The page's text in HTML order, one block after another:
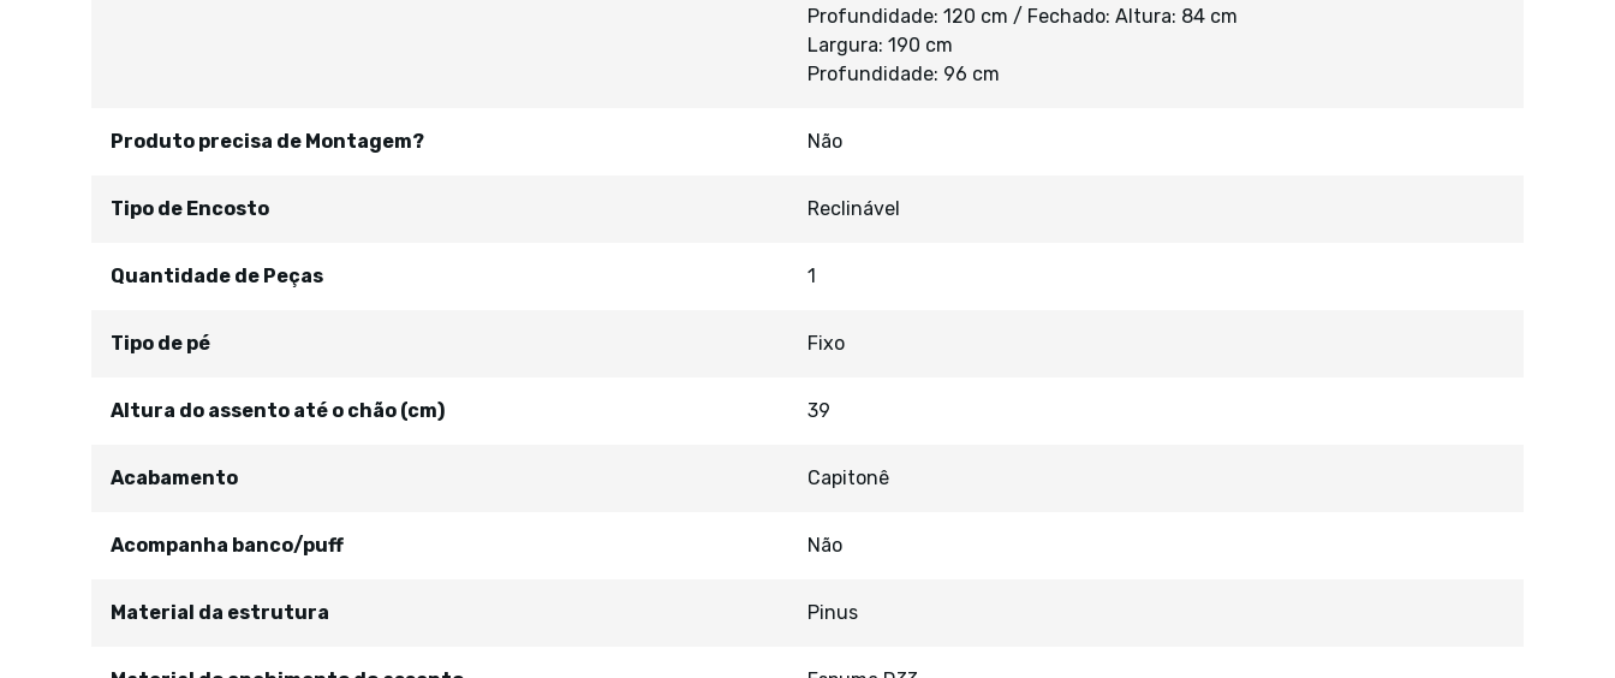
Profundidade: 120 cm / Fechado: Altura: 84 cm
Largura: 190 cm
Profundidade: 96 cm
Produto precisa de Montagem? Não
Tipo de Encosto Reclinável
Quantidade de Peças 1
Tipo de pé Fixo
Altura do assento até o chão (cm) 39
Acabamento Capitonê
Acompanha banco/puff Não
Material da estrutura Pinus